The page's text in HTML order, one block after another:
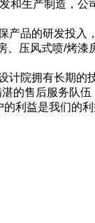
生产制造，公
品的研发投
压风式喷/烤
院拥有长期的
的售后服务队
利益是我们的